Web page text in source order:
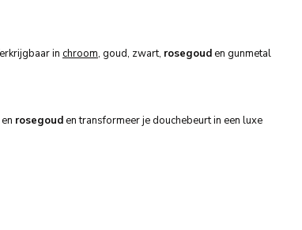
in chroom, goud, zwart, rosegouden gunmetal
en rosegouden transformeer je douchebeurt in een luxe